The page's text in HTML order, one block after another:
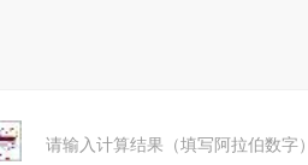
请输入计算结果（填写阿拉伯数字